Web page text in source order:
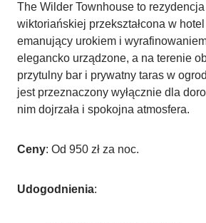
The Wilder Townhouse to
wiktoriańskiej przekształcona w
emanujący urokiem i
elegancko urządzone, a na terenie
przytulny bar i prywatny taras w
jest przeznaczony wyłącznie dla
nim dojrzała i spokojna atmosfera.
Ceny: Od 950 zł za noc.
Udogodnienia: